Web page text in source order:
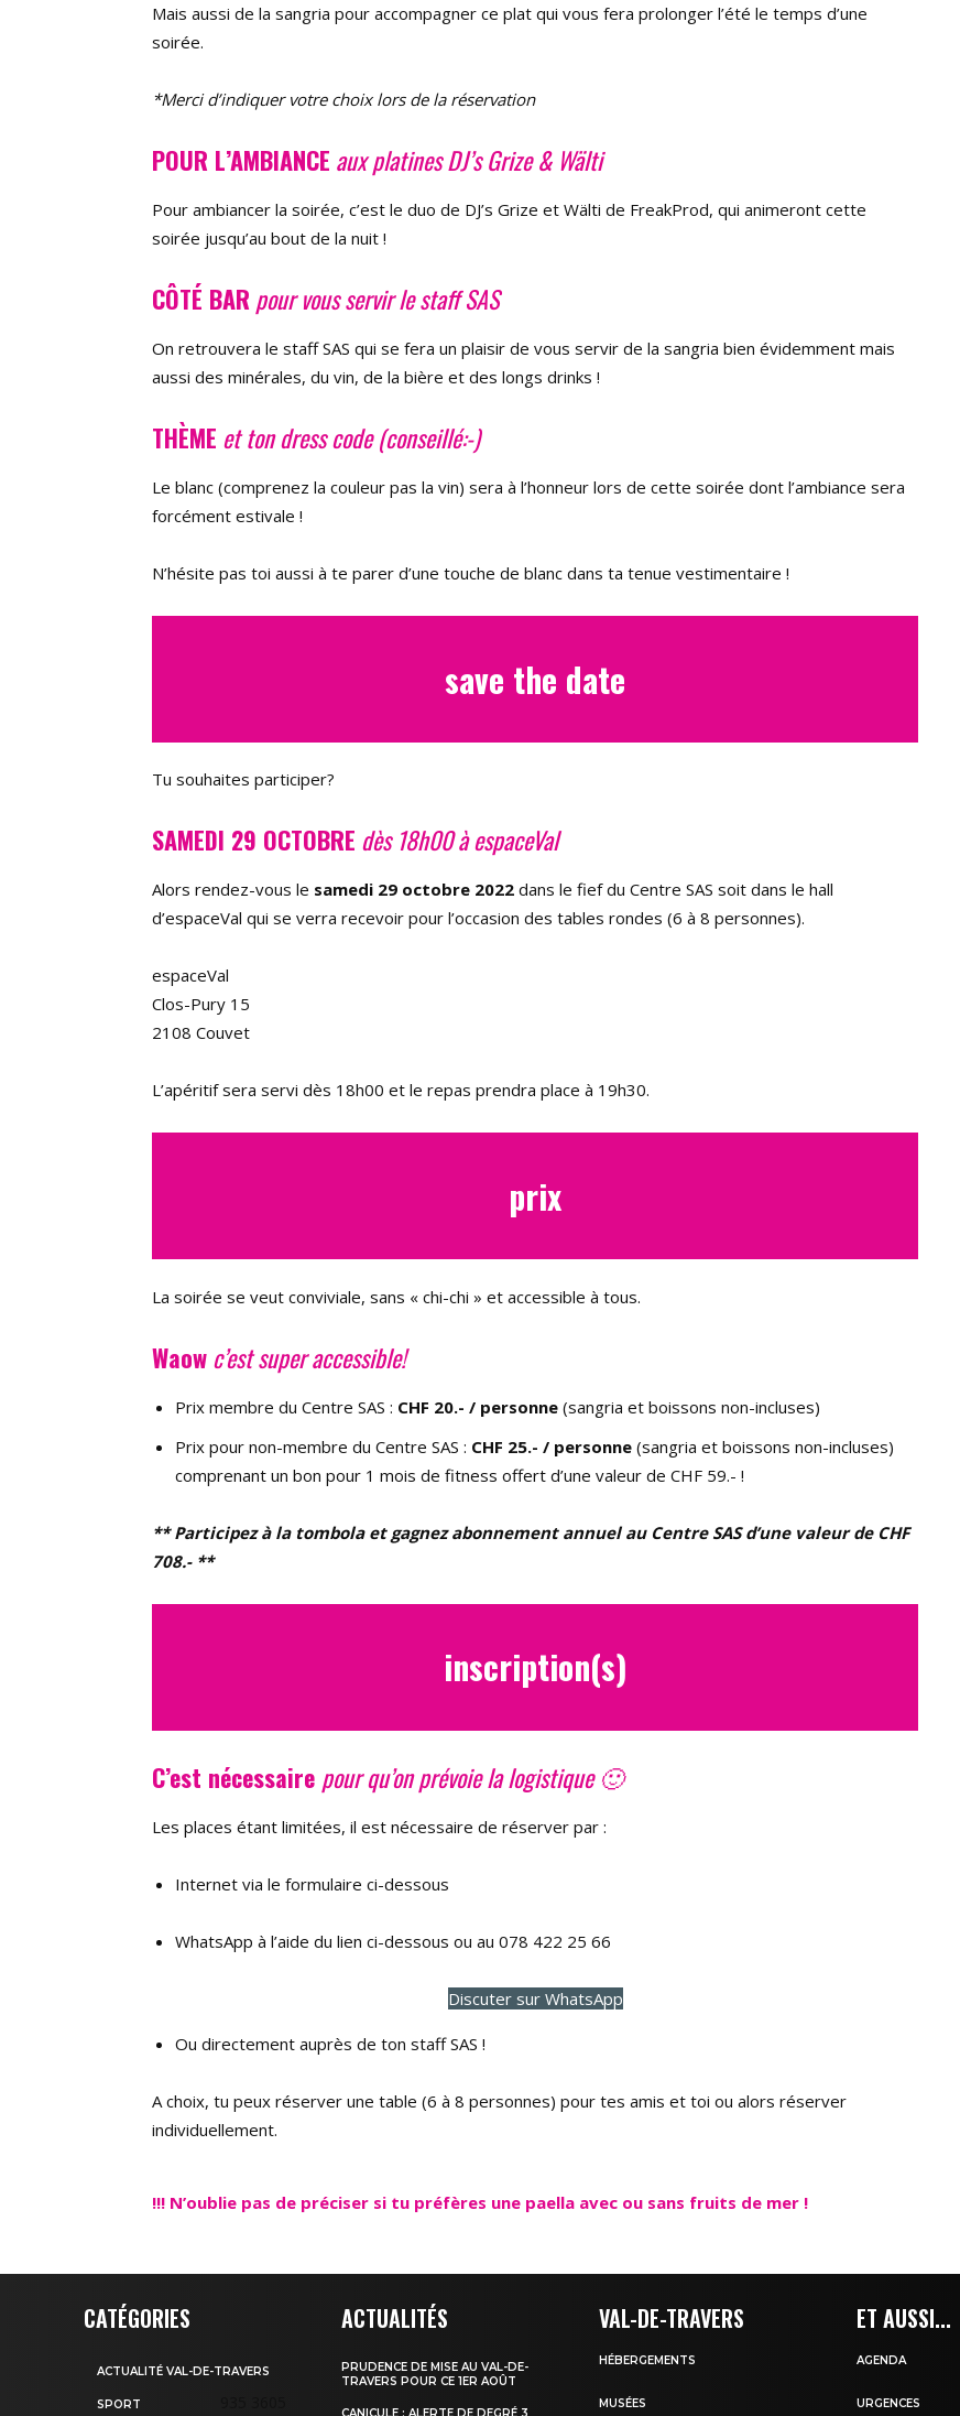
Mais aussi de la sangria pour accompagner ce plat qui vous fera prolonger l’été le temps d’une
soirée.
*Merci d’indiquer votre choix lors de la réservation
POUR L’AMBIANCE aux platines DJ’s Grize & Wälti
Pour ambiancer la soirée, c’est le duo de DJ’s Grize et Wälti de FreakProd, qui animeront cette
soirée jusqu’au bout de la nuit !
CÔTÉ BAR pour vous servir le staff SAS
On retrouvera le staff SAS qui se fera un plaisir de vous servir de la sangria bien évidemment mais
aussi des minérales, du vin, de la bière et des longs drinks !
THÈME et ton dress code (conseillé:-)
Le blanc (comprenez la couleur pas la vin) sera à l’honneur lors de cette soirée dont l’ambiance sera
forcément estivale !
N’hésite pas toi aussi à te parer d’une touche de blanc dans ta tenue vestimentaire !
save the date
Tu souhaites participer?
SAMEDI 29 OCTOBRE dès 18h00à espaceVal
Alors rendez-vous le samedi 29 octobre 2022 dans le fief du Centre SAS soit dans le hall
d’espaceVal qui se verra recevoir pour l’occasion des tables rondes (6 à 8 personnes).
espaceVal
Clos-Pury 15
2108 Couvet
L’apéritif sera servi dès 18h00 et le repas prendra place à 19h30.
prix
La soirée se veut conviviale, sans « chi-chi » et accessible à tous.
Waowc’est super accessible!
Prix membre du Centre SAS : CHF 20.- / personne (sangria et boissons non-incluses)
Prix pour non-membre du Centre SAS : CHF 25.- / personne (sangria et boissons non-incluses)
comprenant un bon pour 1 mois de fitness offert d’une valeur de CHF 59.- !
** Participez à la tombola et gagnez abonnement annuel au Centre SAS d’une valeur de CHF
708.- **
inscription(s)
C’est nécessaire pour qu’on prévoie la logistique 🙂
Les places étant limitées, il est nécessaire de réserver par :
Internet via le formulaire ci-dessous
WhatsApp à l’aide du lien ci-dessous ou au 078 422 25 66
Discuter sur WhatsApp
Ou directement auprès de ton staff SAS !
A choix, tu peux réserver une table (6 à 8 personnes) pour tes amis et toi ou alors réserver
individuellement.
!!! N’oublie pas de préciser si tu préfères une paella avec ou sans fruits de mer !
CATÉGORIES
ACTUALITÉ VAL-DE-TRAVERS
SPORT
ACTUALITÉS
PRUDENCE DE MISE AU VAL-DE-
TRAVERS POUR CE 1ER AOÛT
CANICULE : ALERTE DE DEGRÉ 3
VAL-DE-TRAVERS
HÉBERGEMENTS
MUSÉES
ET AUSSI...
AGENDA
URGENCES